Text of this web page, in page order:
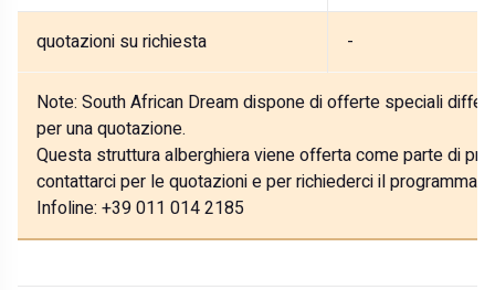
quotazioni su richiesta -
Note: South African Dream dispone di offerte speciali
per una quotazione.
Questa struttura alberghiera viene offerta come parte di
contattarci per le quotazioni e per richiederci il programma
Infoline: +39 011 014 2185